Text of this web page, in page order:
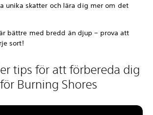
unika skatter och lära dig mer om det
bättre med bredd än djup – prova att
sort!
tips för att förbereda dig
Burning Shores